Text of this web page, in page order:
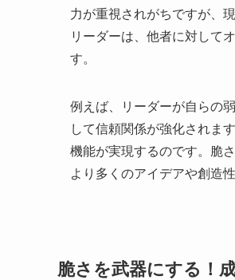
力が重視されがちですが、
リーダーは、他者に対して
す。
例えば、リーダーが自らの
して信頼関係が強化されま
機能が実現するのです。脆
より多くのアイデアや創造
脆さを武器にする！